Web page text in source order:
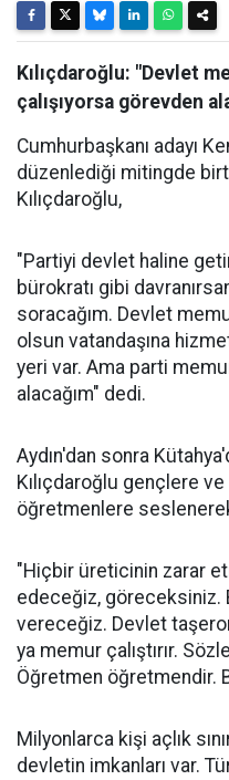
Kılıçdaroğlu: "Devlet
çalışıyorsa görevden
Cumhurbaşkanı adayı
düzenlediği mitingde
Kılıçdaroğlu,
"Partiyi devlet haline
bürokratı gibi
soracağım. Devlet
olsun vatandaşına
yeri var. Ama parti
alacağım" dedi.
Aydın'dan sonra
Kılıçdaroğlu gençlere
öğretmenlere
"Hiçbir üreticinin zarar
edeceğiz, göreceksiniz.
vereceğiz. Devlet
ya memur çalıştırır.
Öğretmen öğretmendir.
Milyonlarca kişi açlık
devletin imkanları var.